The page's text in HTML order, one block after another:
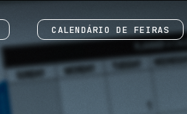
CALENDÁRIO DE FEIRAS